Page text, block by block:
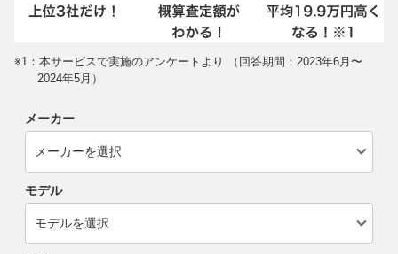
※1：本サービスで実施のアンケートより （回答期間：2023年6月〜
2024年5月）
メーカー
モデル